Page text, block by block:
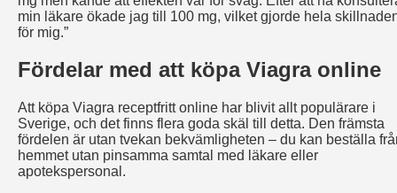
min läkare ökade jag till 100 mg, vilket gjorde hela
för mig.”
Fördelar med att köpa Viagra online
Att köpa Viagra receptfritt online har blivit allt populärare i
Sverige, och det finns flera goda skäl till detta. Den främsta
fördelen är utan tvekan bekvämligheten – du kan beställa
hemmet utan pinsamma samtal med läkare eller
apotekspersonal.